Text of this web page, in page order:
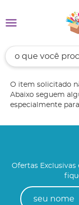
O item solicitado
Abaixo seguem
especialmente
Ofertas Exclusivas